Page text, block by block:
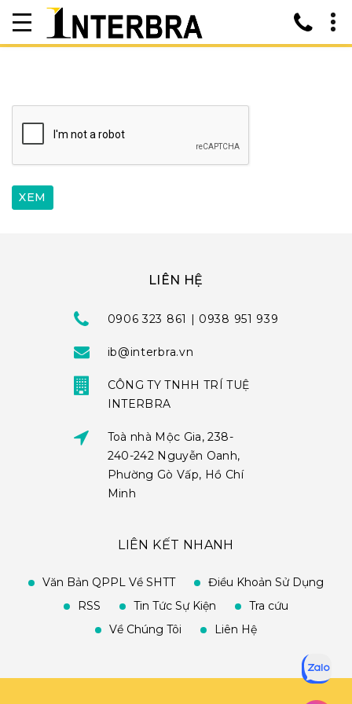
LIÊN HỆ
0906 323 861 | 0938 951 939
ib@interbra.vn
CÔNG TY TNHH TRÍ TUỆ
INTERBRA
Toà nhà Mộc Gia, 238-
240-242 Nguyễn Oanh,
Phường Gò Vấp, Hồ Chí
Minh
LIÊN KẾT NHANH
Văn Bản QPPL Về SHTT
Điều Khoản Sử Dụng
RSS
Tin Tức Sự Kiện
Tra cứu
Về Chúng Tôi
Liên Hệ